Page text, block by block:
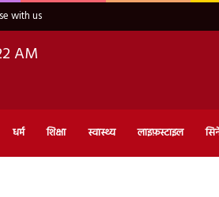
with us
AM
धर्म शिक्षा स्वास्थ्य लाइफ़स्टाइल